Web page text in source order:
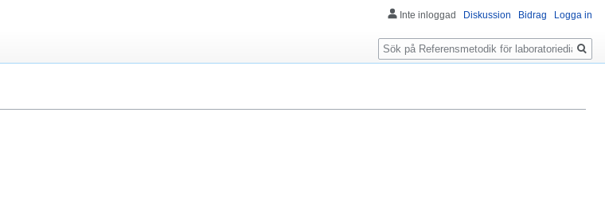
Inte inloggad Diskussion Bidrag Logga in
Sök